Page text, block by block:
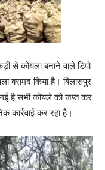
से कोयला बनाने वाले डिपो
बरामद किया है। बिलासपुर
गई है सभी कोयले को जप्त कर
कार्रवाई कर रहा है।